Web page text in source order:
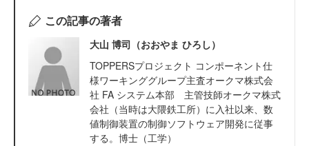
この記事の著者
大山 博司（おおやま ひろし）
TOPPERSプロジェクト コンポーネント仕
様ワーキンググループ主査オークマ株式会
社 FA システム本部 主管技師オークマ株式
会社（当時は大隈鉄工所）に入社以来、数
値制御装置の制御ソフトウェア開発に従事
する。博士（工学）